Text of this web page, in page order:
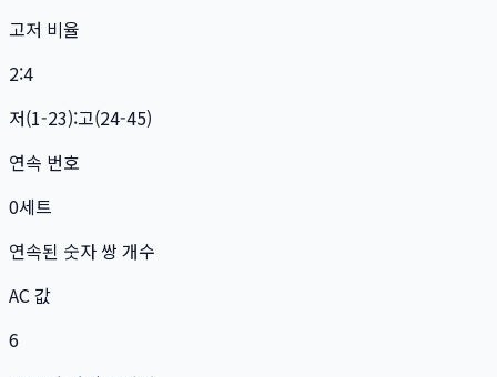
고저 비율
2:4
저(1-23):고(24-45)
연속 번호
0세트
연속된 숫자 쌍 개수
AC 값
6